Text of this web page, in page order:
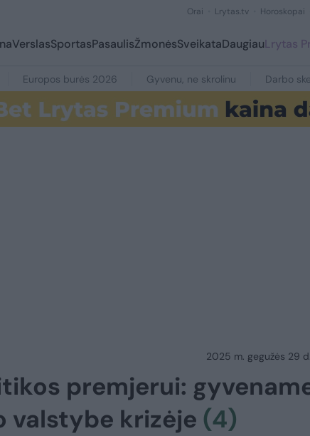
Orai Lrytas.tv Horoskopai
VerslasSportasPasaulisŽmonėsSveikataDaugiauLrytas
Europos burės 2026 Gyvenu, ne skrolinu Darbo
2025 m. gegužės 29 d.
premjerui:
valstybe krizėje (4)